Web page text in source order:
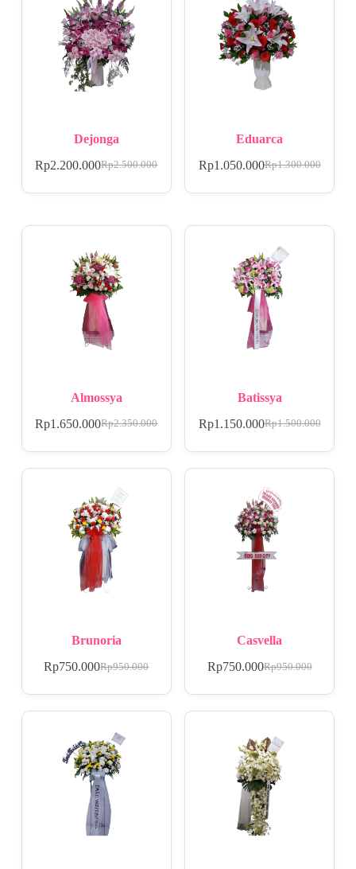
Dejonga
Rp2.500.000
Rp2.200.000
Eduarca
Rp1.300.000
Rp1.050.000
Almossya
Rp2.350.000
Rp1.650.000
Batissya
Rp1.500.000
Rp1.150.000
Brunoria
Rp950.000
Rp750.000
Casvella
Rp950.000
Rp750.000